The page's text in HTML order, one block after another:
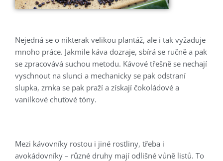
Nejedná se o nikterak velikou plantáž, ale i tak vyžaduje
mnoho práce. Jakmile káva dozraje, sbírá se ručně a pak
se zpracovává suchou metodu. Kávové třešně se nechají
vyschnout na slunci a mechanicky se pak odstraní
slupka, zrnka se pak praží a získají čokoládové a
vanilkové chuťové tóny.
Mezi kávovníky rostou i jiné rostliny, třeba i
avokádovníky – různé druhy mají odlišné vůně listů. To